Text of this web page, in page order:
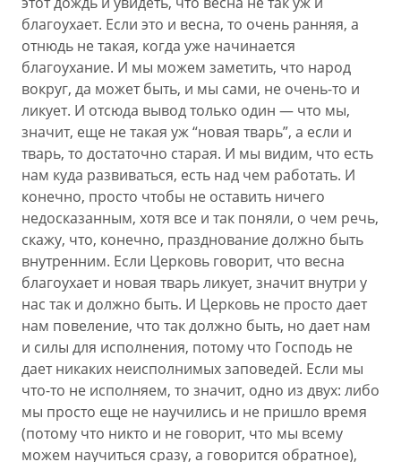
благоухает. Если это и весна, то очень ранняя, а
отнюдь не такая, когда уже начинается
благоухание. И мы можем заметить, что народ
вокруг, да может быть, и мы сами, не очень-то и
ликует. И отсюда вывод только один — что мы,
значит, еще не такая уж “новая тварь”, а если и
тварь, то достаточно старая. И мы видим, что есть
нам куда развиваться, есть над чем работать. И
конечно, просто чтобы не оставить ничего
недосказанным, хотя все и так поняли, о чем речь,
скажу, что, конечно, празднование должно быть
внутренним. Если Церковь говорит, что весна
благоухает и новая тварь ликует, значит внутри у
нас так и должно быть. И Церковь не просто дает
нам повеление, что так должно быть, но дает нам
и силы для исполнения, потому что Господь не
дает никаких неисполнимых заповедей. Если мы
что-то не исполняем, то значит, одно из двух: либо
мы просто еще не научились и не пришло время
(потому что никто и не говорит, что мы всему
можем научиться сразу, а говорится обратное),